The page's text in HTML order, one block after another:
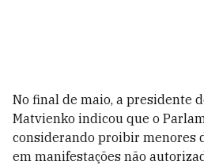
No final de maio, a presidente
Matvienko indicou que o
considerando proibir menores
em manifestações não